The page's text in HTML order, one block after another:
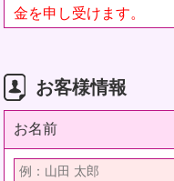
金を申し受けます。
お客様情報
お名前